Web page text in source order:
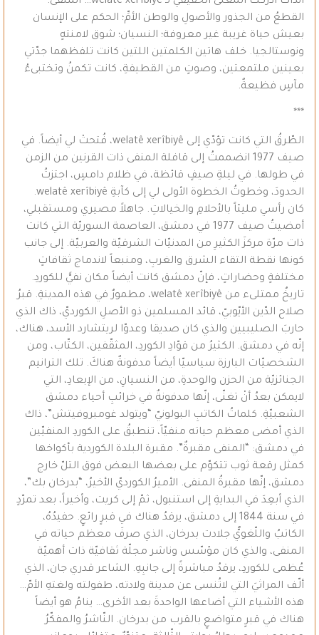
القطعُ من الجذور والأصولِ والوطن الأمِّ؛ الحكم على الإنسان
بعيش حياة غريبة غير معروفة؛ النسيان؛ شوق لامنتهٍ
ونوستالجيا. خلف هاتين الكلمتين اللتين كانت تلفظهما جدّتي
بعينين ملتمعتين، وصوتٍ من القطيفةِ، كانت تكمنُ وتختبىءُ
مآسٍ فظيعةٌ.
***
الطّرقُ التي كانت تؤدّي إلى welatê xerîbiyê، فُتحتْ لي أيضاً. في
صيف 1977 انضممتُ إلى قافلة المنفى ذات القرنين من الزمن
في طولها. في ليلةِ صيفٍ قائظة، في ظلام دامسٍ، اجتزتُ
الحدودَ، وخطوتُ الخطوة الأولى لي إلى كآبةِ welatê xerîbiyê.
كان رأسي مليئاً بالأحلامِ والخيالاتِ. جاهلاً مصيري ومستقبلي،
أمضيتُ صيف 1977 في دمشق، العاصمة السوريّة التي كانت
ذات مرّة مركزَ الكثيرِ من المدنيّات الشرقيّة والعربيّة. إلى جانب
كونها نقطة التقاء الشرق والغربِ، ومنبعاً لاندماج ثقافاتٍ
مختلفةٍ وحضاراتٍ، فإنّ دمشق كانت أيضاً مكان نفيًّ للكوردِ.
تاريخٌ ممتلىء من welatê xerîbiyê، مطمورٌ في هذه المدينةِ. قبرُ
صلاح الدّين الأيّوبيّ، قائد المسلمين ذو الأصلِ الكورديّ، ذاك الذي
حاربَ الصليبيين والذي كان صديقا وعدوّا لريتشارد الأسد، هناك،
إنّه في دمشق. الكثيرُ من قوّادِ الكوردِ، المثقّفين، الكتّاب، ومن
الشخصيّات البارزة سياسيّا أيضاً مدفونةٌ هناكَ. تلك الترانيم
الجنائزيّة من الحزن والوحدةِ، من النسيانِ، من الإبعادِ، التي
لايمكن بعدُ أنْ تغنّى، إنّها مدفونةٌ في خرائبِ أحياء دمشق
الشعبيّةِ. كلماتُ الكاتبِ البولونيّ “ويتولد غومبروفيتش”، ذاك
الذي أمضى معظم حياته منفيّاً، تنطبقُ على الكوردِ المنفيّين
في دمشق: “المنفى مقبرةٌ”. مقبرة البلدة الكوردية بأكواخها
كمثل رقعة ثوب تتكوّم على بعضها البعض فوق التلّ خارج
دمشق، إنّها مقبرةُ المنفى. الأميرُ الكورديّ الأخيرُ، “بدرخان بك”،
الذي أبعِدَ في البدايةِ إلى استنبول، ثمّ إلى كريت، وأخيراً، بعد تمرّدٍ
في سنة 1844 إلى دمشق، يرقدُ هناك في قبرٍ رائعٍ. حفيدُهُ،
الكاتبُ واللّغويُّ جلادت بدرخان، الذي صرفَ معظم حياته في
المنفى، والذي كان مؤسّس وناشر مجلّة ثقافيّة ذات أهميّة
عُظمى للكوردِ، يرقدُ مباشرةً إلى جانبِهِ. الشاعر قدري جان، الذي
ألّف المراثيَ التي لاتُنسى عن مدينة ولادته، طفولته ولغتهِ الأمّ…
هذه الأشياء التي أضاعها الواحدةَ بعد الأخرى… ينامُ هو أيضاً
هناك في قبرٍ متواضعٍ بالقرب من بدرخان. النّاشرُ والمفكّرُ